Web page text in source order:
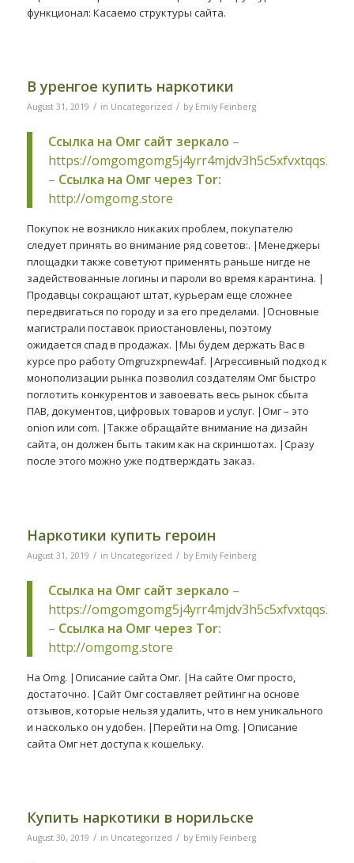
функционал: Касаемо структуры сайта.
В уренгое купить наркотики
August 31, 2019 / in Uncategorized / by Emily Feinberg
Ссылка на Омг сайт зеркало –
https://
– Ссылка на Омг через Tor:
http://omgomg.store
Покупок не возникло никаких проблем, покупателю
следует принять во внимание ряд советов:. |Менеджеры
площадки также советуют применять раньше нигде не
задействованные логины и пароли во время карантина. |
Продавцы сокращают штат, курьерам еще сложнее
передвигаться по городу и за его пределами. |Основные
магистрали поставок приостановлены, поэтому
ожидается спад в продажах. |Мы будем держать Вас в
курсе про работу Omgruzxpnew4af. |Агрессивный подход к
монополизации рынка позволил создателям Омг быстро
поглотить конкурентов и завоевать весь рынок сбыта
ПАВ, документов, цифровых товаров и услуг. |Омг – это
onion или com. |Также обращайте внимание на дизайн
сайта, он должен быть таким как на скриншотах. |Сразу
после этого можно уже подтверждать заказ.
Наркотики купить героин
August 31, 2019 / in Uncategorized / by Emily Feinberg
Ссылка на Омг сайт зеркало –
https://
– Ссылка на Омг через Tor:
http://omgomg.store
На Omg. |Описание сайта Омг. |На сайте Омг просто,
достаточно. |Сайт Омг составляет рейтинг на основе
отзывов, которые нельзя удалить, что в нем уникального
и насколько он удобен. |Перейти на Omg. |Описание
сайта Омг нет доступа к кошельку.
Купить наркотики в норильске
August 30, 2019 / in Uncategorized / by Emily Feinberg